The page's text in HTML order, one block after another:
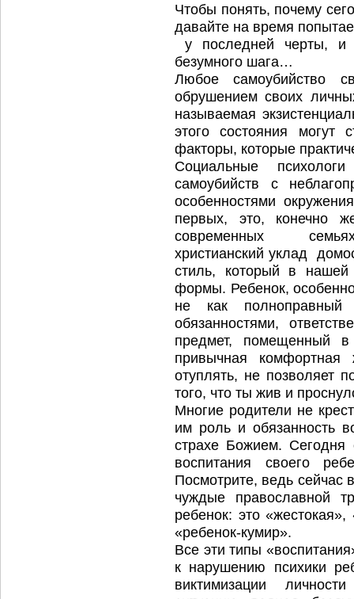
Чтобы понять, почему
давайте на время
у последней черты, и
безумного шага…
Любое самоубийство
обрушением своих
называемая
этого состояния могут
факторы, которые
Социальные
самоубийств с
особенностями
первых, это, конечно
современных
христианский уклад
стиль, который в нашей
формы. Ребенок,
не как
обязанностями,
предмет, помещенный
привычная комфортная
отуплять, не позволяет
того, что ты жив и
Многие родители не
им роль и обязанность
страхе Божием. Сегодня
воспитания своего
Посмотрите, ведь
чуждые православной
ребенок: это
«ребенок-кумир».
Все эти типы
к нарушению психики
виктимизации